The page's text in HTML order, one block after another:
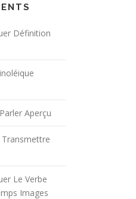
Définition
Aperçu
Le Verbe
Images